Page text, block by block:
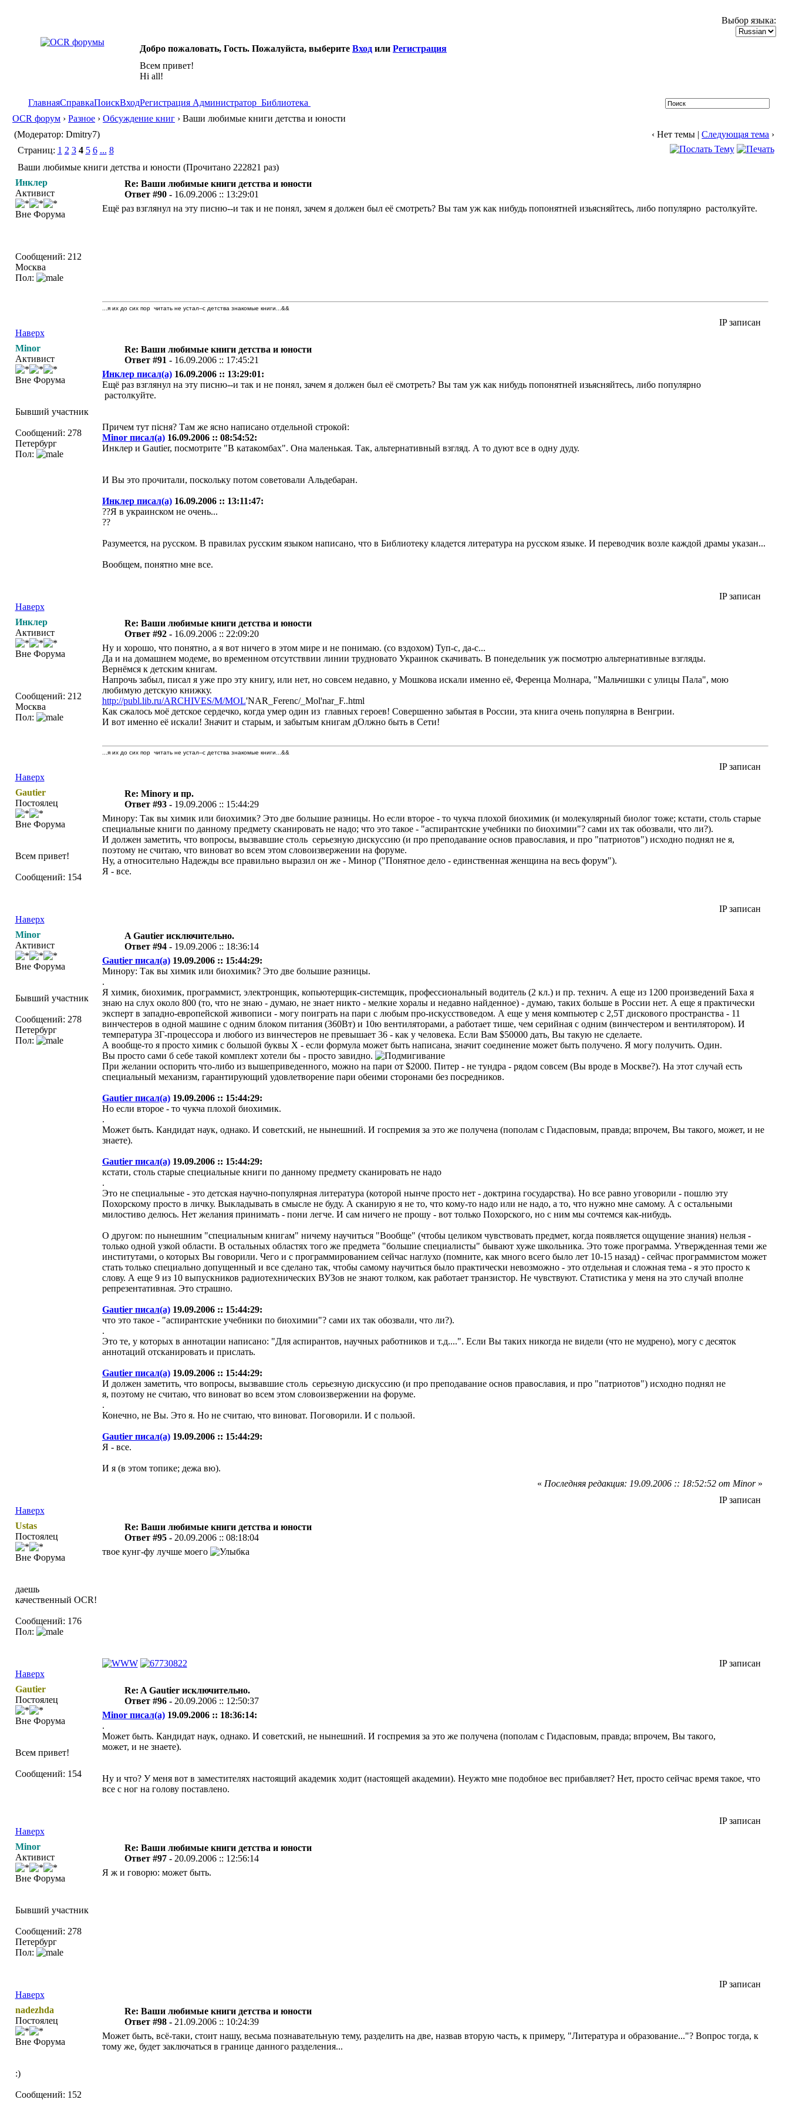
Выбор языка:
Добро пожаловать, Гость. Пожалуйста, выберите Вход или Регистрация
Всем привет!
Hi all!
ГлавнаяСправкаПоискВходРегистрация Администратор Библиотека
OCR форум › Разное › Обсуждение книг › Ваши любимые книги детства и юности
(Модератор: Dmitry7)
‹ Нет темы |Следующая тема ›
Страниц: 1 2 3 4 5 6 ... 8
Ваши любимые книги детства и юности (Прочитано 222821 раз)
Инклер
Активист
Вне Форума
Сообщений: 212
Москва
Пол:
Re: Ваши любимые книги детства и юности
Ответ #90 - 16.09.2006 :: 13:29:01
Ещё раз взглянул на эту писню--и так и не понял, зачем я должен был её смотреть? Вы там уж как нибудь попонятней изьясняйтесь, либо популярно растолкуйте.
Наверх
...я их до сих пор читать не устал--с детства знакомые книги...&&
IP записан
Minor
Активист
Вне Форума
Бывший участник
Сообщений: 278
Петербург
Пол:
Re: Ваши любимые книги детства и юности
Ответ #91 - 16.09.2006 :: 17:45:21
Инклер писал(а)16.09.2006 :: 13:29:01:
Ещё раз взглянул на эту писню--и так и не понял, зачем я должен был её смотреть? Вы там уж как нибудь попонятней изьясняйтесь, либо популярно
растолкуйте.
Причем тут пiсня? Там же ясно написано отдельной строкой:
Minor писал(а)16.09.2006 :: 08:54:52:
Инклер и Gautier, посмотрите "В катакомбах". Она маленькая. Так, альтернативный взгляд. А то дуют все в одну дуду.
И Вы это прочитали, поскольку потом советовали Альдебаран.
Инклер писал(а)16.09.2006 :: 13:11:47:
??Я в украинском не очень...
??
Разумеется, на русском. В правилах русским языком написано, что в Библиотеку кладется литература на русском языке. И переводчик возле каждой драмы указан...
Вообщем, понятно мне все.
Наверх
IP записан
Инклер
Активист
Вне Форума
Сообщений: 212
Москва
Пол:
Re: Ваши любимые книги детства и юности
Ответ #92 - 16.09.2006 :: 22:09:20
Ну и хорошо, что понятно, а я вот ничего в этом мире и не понимаю. (со вздохом) Туп-с, да-с...
Да и на домашнем модеме, во временном отсутстввии линии трудновато Украинок скачивать. В понедельник уж посмотрю альтернативные взгляды.
Вернёмся к детским книгам.
Напрочь забыл, писал я уже про эту книгу, или нет, но совсем недавно, у Мошкова искали именно её, Ференца Молнара, "Мальчишки с улицы Пала", мою
любимую детскую книжку.
http://publ.lib.ru/ARCHIVES/M/MOL'NAR_Ferenc/_Mol'nar_F..html
Как сжалось моё детское сердечко, когда умер один из главных героев! Совершенно забытая в России, эта книга очень популярна в Венгрии.
И вот именно её искали! Значит и старым, и забытым книгам дОлжно быть в Сети!
Наверх
...я их до сих пор читать не устал--с детства знакомые книги...&&
IP записан
Gautier
Постоялец
Вне Форума
Всем привет!
Сообщений: 154
Re: Minorу и пр.
Ответ #93 - 19.09.2006 :: 15:44:29
Минору: Так вы химик или биохимик? Это две большие разницы. Но если второе - то чукча плохой биохимик (и молекулярный биолог тоже; кстати, столь старые
специальные книги по данному предмету сканировать не надо; что это такое - "аспирантские учебники по биохимии"? сами их так обозвали, что ли?).
И должен заметить, что вопросы, вызвавшие столь серьезную дискуссию (и про преподавание основ православия, и про "патриотов") исходно поднял не я,
поэтому не считаю, что виноват во всем этом словоизвержении на форуме.
Ну, а относительно Надежды все правильно выразил он же - Минор ("Понятное дело - единственная женщина на весь форум").
Я - все.
Наверх
IP записан
Minor
Активист
Вне Форума
Бывший участник
Сообщений: 278
Петербург
Пол:
A Gautier исключительно.
Ответ #94 - 19.09.2006 :: 18:36:14
Gautier писал(а)19.09.2006 :: 15:44:29:
Минору: Так вы химик или биохимик? Это две большие разницы.
.
Я химик, биохимик, программист, электронщик, копьютерщик-системщик, профессиональный водитель (2 кл.) и пр. технич. А еще из 1200 произведений Баха я
знаю на слух около 800 (то, что не знаю - думаю, не знает никто - мелкие хоралы и недавно найденное) - думаю, таких больше в России нет. А еще я практически
эксперт в западно-европейской живописи - могу поиграть на пари с любым про-искусствоведом. А еще у меня компьютер с 2,5Т дискового пространства - 11
винчестеров в одной машине с одним блоком питания (360Вт) и 10ю вентиляторами, а работает тише, чем серийная с одним (винчестером и вентилятором). И
температура 3Г-процессора и любого из винчестеров не превышает 36 - как у человека. Если Вам $50000 дать, Вы такую не сделаете.
А вообще-то я просто химик с большой буквы Х - если формула может быть написана, значит соединение может быть получено. Я могу получить. Один.
Вы просто сами б себе такой комплект хотели бы - просто завидно.
При желании оспорить что-либо из вышеприведенного, можно на пари от $2000. Питер - не тундра - рядом совсем (Вы вроде в Москве?). На этот случай есть
специальный механизм, гарантирующий удовлетворение пари обеими сторонами без посредников.
Gautier писал(а)19.09.2006 :: 15:44:29:
Но если второе - то чукча плохой биохимик.
.
Может быть. Кандидат наук, однако. И советский, не нынешний. И госпремия за это же получена (пополам с Гидасповым, правда; впрочем, Вы такого, может, и не
знаете).
Gautier писал(а)19.09.2006 :: 15:44:29:
кстати, столь старые специальные книги по данному предмету сканировать не надо
.
Это не специальные - это детская научно-популярная литература (которой нынче просто нет - доктрина государства). Но все равно уговорили - пошлю эту
Похорскому просто в личку. Выкладывать в смысле не буду. А сканирую я не то, что кому-то надо или не надо, а то, что нужно мне самому. А с остальными
милостиво делюсь. Нет желания принимать - пони легче. И сам ничего не прошу - вот только Похорского, но с ним мы сочтемся как-нибудь.
О другом: по нынешним "специальным книгам" ничему научиться "Вообще" (чтобы целиком чувствовать предмет, когда появляется ощущение знания) нельзя -
только одной узкой области. В остальных областях того же предмета "большие специалисты" бывают хуже школьника. Это тоже программа. Утвержденная теми же
институтами, о которых Вы говорили. Чего и с программированием сейчас наглухо (помните, как много всего было лет 10-15 назад) - сейчас программистом может
стать только специально допущенный и все сделано так, чтобы самому научиться было практически невозможно - это отдельная и сложная тема - я это просто к
слову. А еще 9 из 10 выпускников радиотехнических ВУЗов не знают толком, как работает транзистор. Не чувствуют. Статистика у меня на это случай вполне
репрезентативная. Это страшно.
Gautier писал(а)19.09.2006 :: 15:44:29:
что это такое - "аспирантские учебники по биохимии"? сами их так обозвали, что ли?).
.
Это те, у которых в аннотации написано: "Для аспирантов, научных работников и т.д....". Если Вы таких никогда не видели (что не мудрено), могу с десяток
аннотаций отсканировать и прислать.
Gautier писал(а)19.09.2006 :: 15:44:29:
И должен заметить, что вопросы, вызвавшие столь серьезную дискуссию (и про преподавание основ православия, и про "патриотов") исходно поднял не
я, поэтому не считаю, что виноват во всем этом словоизвержении на форуме.
.
Конечно, не Вы. Это я. Но не считаю, что виноват. Поговорили. И с пользой.
Gautier писал(а)19.09.2006 :: 15:44:29:
Я - все.
И я (в этом топике; дежа вю).
Наверх
« Последняя редакция: 19.09.2006 :: 18:52:52 от Minor»
IP записан
Ustas
Постоялец
Вне Форума
даешь
качественный OCR!
Сообщений: 176
Пол:
Re: Ваши любимые книги детства и юности
Ответ #95 - 20.09.2006 :: 08:18:04
твое кунг-фу лучше моего
Наверх
IP записан
Gautier
Постоялец
Вне Форума
Всем привет!
Сообщений: 154
Re: A Gautier исключительно.
Ответ #96 - 20.09.2006 :: 12:50:37
Minor писал(а)19.09.2006 :: 18:36:14:
.
Может быть. Кандидат наук, однако. И советский, не нынешний. И госпремия за это же получена (пополам с Гидасповым, правда; впрочем, Вы такого,
может, и не знаете).
Ну и что? У меня вот в заместителях настоящий академик ходит (настоящей академии). Неужто мне подобное вес прибавляет? Нет, просто сейчас время такое, что
все с ног на голову поставлено.
Наверх
IP записан
Minor
Активист
Вне Форума
Бывший участник
Сообщений: 278
Петербург
Пол:
Re: Ваши любимые книги детства и юности
Ответ #97 - 20.09.2006 :: 12:56:14
Я ж и говорю: может быть.
Наверх
IP записан
nadezhda
Постоялец
Вне Форума
:)
Сообщений: 152
Re: Ваши любимые книги детства и юности
Ответ #98 - 21.09.2006 :: 10:24:39
Может быть, всё-таки, стоит нашу, весьма познавательную тему, разделить на две, назвав вторую часть, к примеру, "Литература и образование..."? Вопрос тогда, к
тому же, будет заключаться в границе данного разделения...